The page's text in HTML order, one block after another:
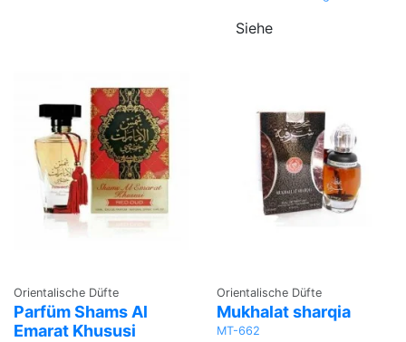
Siehe
Orientalische Düfte
Parfüm Shams Al
Emarat Khususi
Orientalische Düfte
Mukhalat sharqia
MT-662